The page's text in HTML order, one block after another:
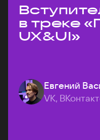
в треке
UX&UI»
Евгений
VK,